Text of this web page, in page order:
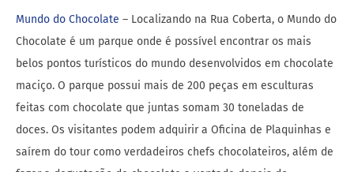
Mundo do Chocolate – Localizando na Rua Coberta, o Mundo do
Chocolate é um parque onde é possível encontrar os mais
belos pontos turísticos do mundo desenvolvidos em chocolate
maciço. O parque possui mais de 200 peças em esculturas
feitas com chocolate que juntas somam 30 toneladas de
doces. Os visitantes podem adquirir a Oficina de Plaquinhas e
saírem do tour como verdadeiros chefs chocolateiros, além de